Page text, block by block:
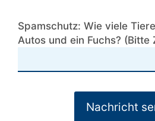
Spamschutz: Wie viele
Autos und ein Fuchs? (Bitte